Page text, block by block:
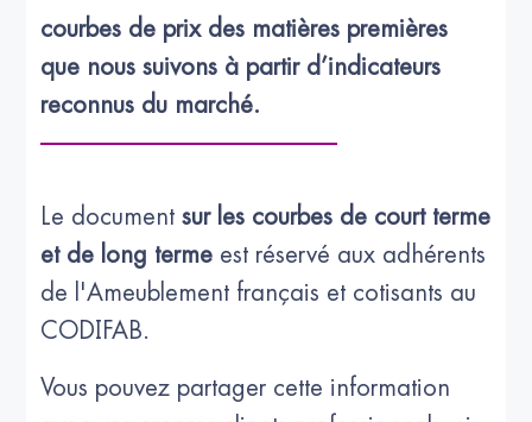
courbes de prix des matières premières
que nous suivons à partir d’indicateurs
reconnus du marché.
Le documentsur les courbes de court terme
et de long terme est réservé aux adhérents
de l'Ameublement français et cotisants au
CODIFAB.
Vous pouvez partager cette information